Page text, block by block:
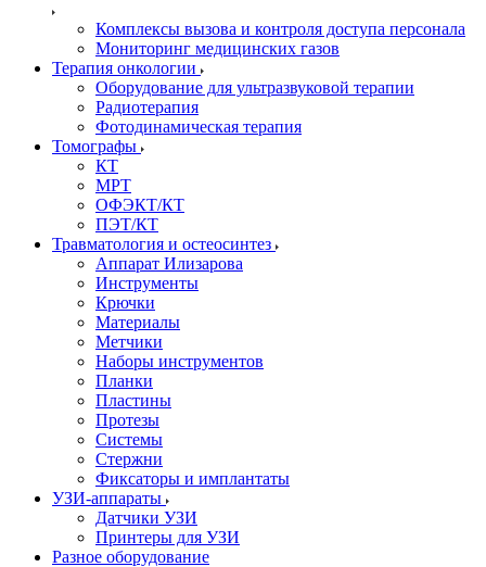
Комплексы вызова и контроля доступа персонала
Мониторинг медицинских газов
Терапия онкологии
Оборудование для ультразвуковой терапии
Радиотерапия
Фотодинамическая терапия
Томографы
КТ
МРТ
ОФЭКТ/КТ
ПЭТ/КТ
Травматология и остеосинтез
Аппарат Илизарова
Инструменты
Крючки
Материалы
Метчики
Наборы инструментов
Планки
Пластины
Протезы
Системы
Стержни
Фиксаторы и имплантаты
УЗИ-аппараты
Датчики УЗИ
Принтеры для УЗИ
Разное оборудование